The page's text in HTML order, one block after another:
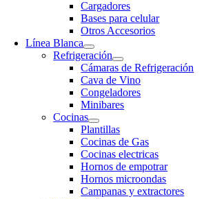
Cargadores
Bases para celular
Otros Accesorios
Línea Blanca
Refrigeración
Cámaras de Refrigeración
Cava de Vino
Congeladores
Minibares
Cocinas
Plantillas
Cocinas de Gas
Cocinas electricas
Hornos de empotrar
Hornos microondas
Campanas y extractores